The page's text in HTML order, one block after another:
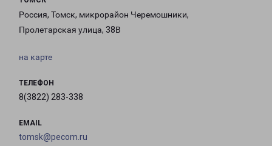
Россия, Томск, микрорайон Черемошники,
Пролетарская улица, 38В
на карте
ТЕЛЕФОН
8(3822) 283-338
EMAIL
tomsk@pecom.ru